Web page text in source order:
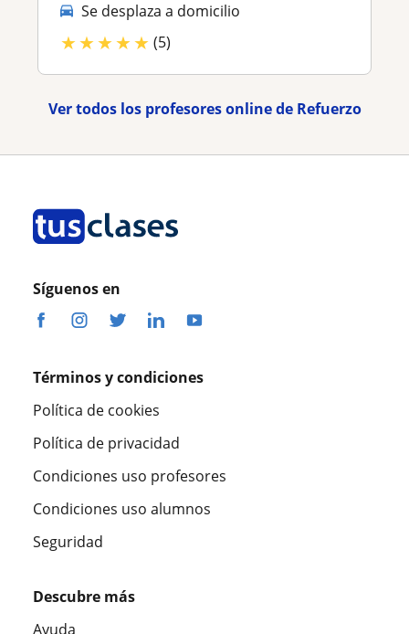
Se desplaza a domicilio
★★★★★ (5)
Ver todos los profesores online de Refuerzo
Síguenos en
Términos y condiciones
Política de cookies
Política de privacidad
Condiciones uso profesores
Condiciones uso alumnos
Seguridad
Descubre más
Ayuda